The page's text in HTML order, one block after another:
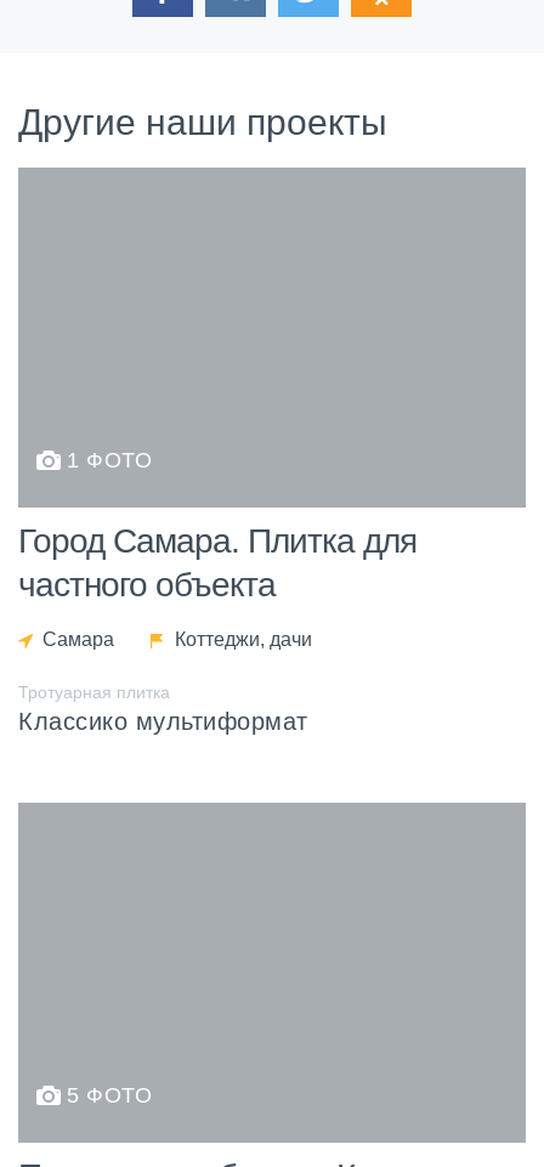
Другие наши проекты
1 ФОТО
Город Самара. Плитка для
частного объекта
Самара Коттеджи, дачи
Тротуарная плитка
Классико мультиформат
5 ФОТО